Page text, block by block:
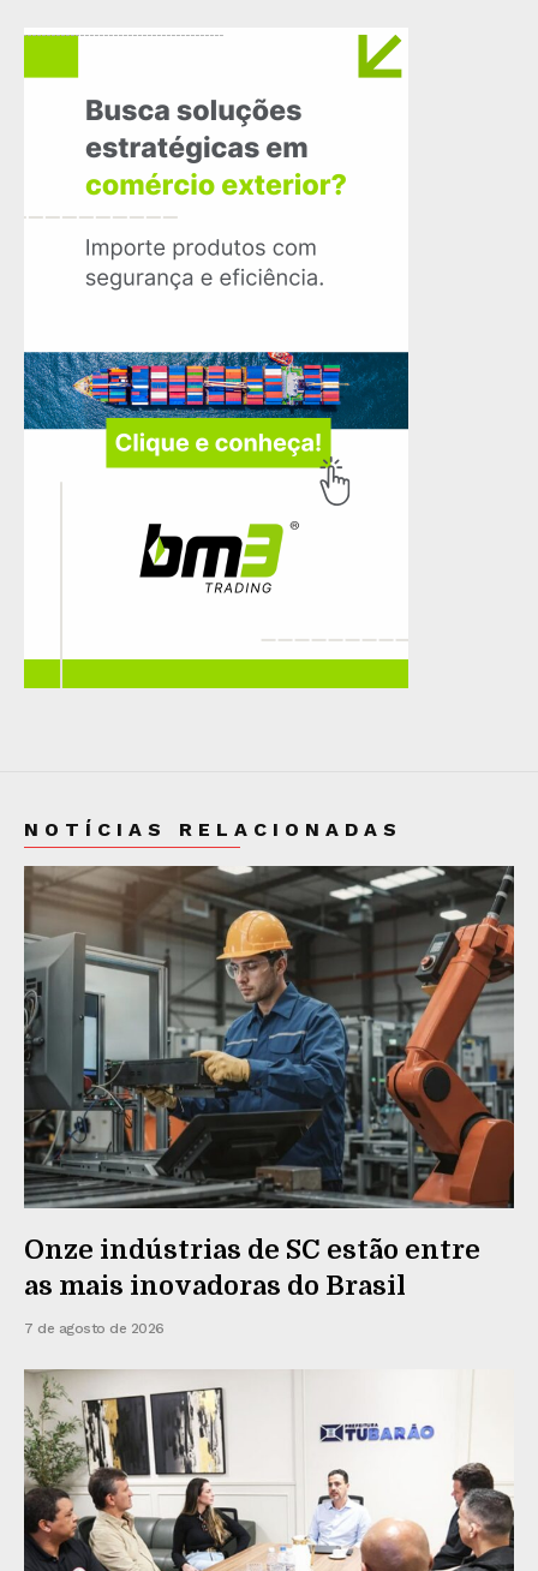
NOTÍCIAS RELACIONADAS
Onze indústrias de SC estão entre
as mais inovadoras do Brasil
7 de agosto de 2026